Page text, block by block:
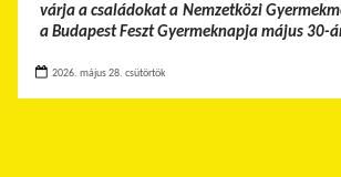
várja a családokat a Nemzetközi
a Budapest Feszt Gyermeknapja május 30-
2026. május 28. csütörtök